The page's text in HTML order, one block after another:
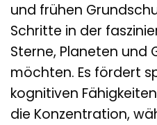
und frühen
Schritte in der
Sterne, Planeten und
möchten. Es fördert
kognitiven
die Konzentration,